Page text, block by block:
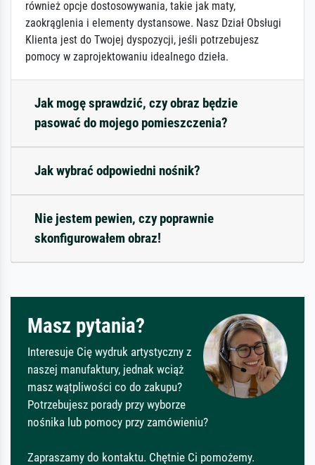
również opcje dostosowywania, takie jak maty,
zaokrąglenia i elementy dystansowe. Nasz Dział Obsługi
Klienta jest do Twojej dyspozycji, jeśli potrzebujesz
pomocy w zaprojektowaniu idealnego dzieła.
Jak mogę sprawdzić, czy obraz będzie
pasować do mojego pomieszczenia?
Jak wybrać odpowiedni nośnik?
Nie jestem pewien, czy poprawnie
skonfigurowałem obraz!
Masz pytania?
Interesuje Cię wydruk artystyczny z
naszej manufaktury, jednak wciąż
masz wątpliwości co do zakupu?
Potrzebujesz porady przy wyborze
nośnika lub pomocy przy zamówieniu?
Zapraszamy do kontaktu. Chętnie Ci pomożemy.